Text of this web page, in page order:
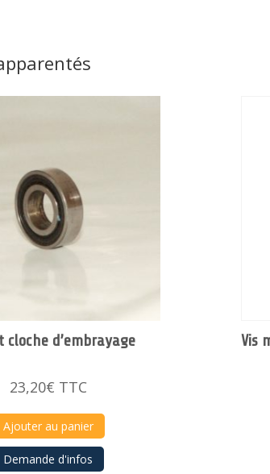
cloche d’embrayage
23,20€ TTC
Ajouter au panier
Demande d'infos
Vis